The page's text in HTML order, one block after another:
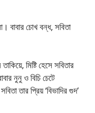
বাবার চোখ বন্ধ, সবিতা
মিষ্টি হেসে সবিতার
নুনু ও বিচি চেটে
তার প্রিয় ‘বিভাদির গুদ’